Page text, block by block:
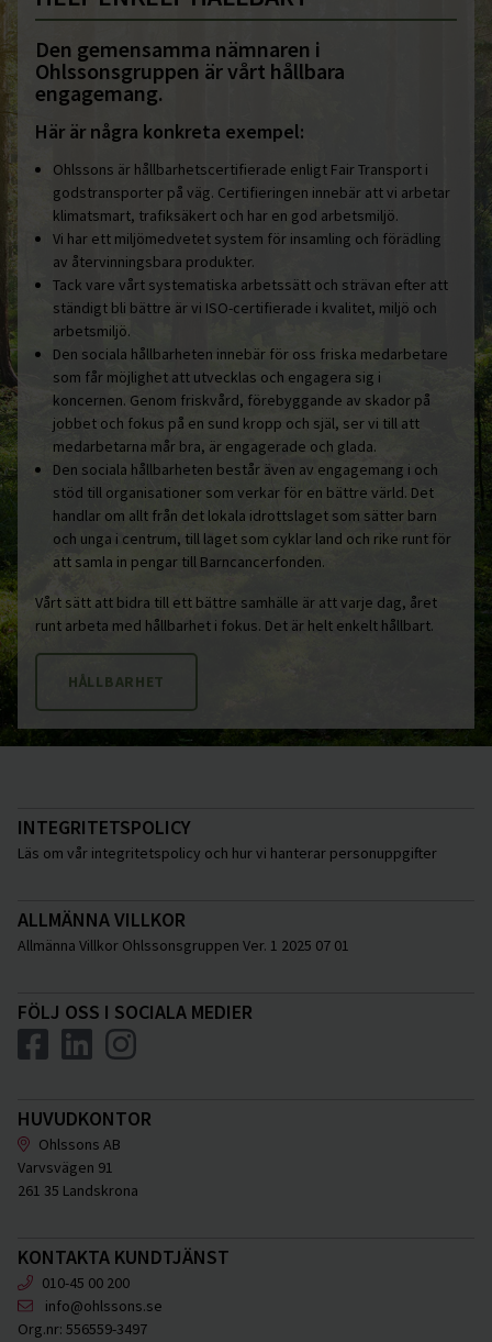
Den gemensamma nämnaren i
Ohlssonsgruppen är vårt hållbara
engagemang.
Här är några konkreta exempel:
Ohlssons är hållbarhetscertifierade enligt Fair Transport i
godstransporter på väg. Certifieringen innebär att vi arbetar
klimatsmart, trafiksäkert och har en god arbetsmiljö.
Vi har ett miljömedvetet system för insamling och förädling
av återvinningsbara produkter.
Tack vare vårt systematiska arbetssätt och strävan efter att
ständigt bli bättre är vi ISO-certifierade i kvalitet, miljö och
arbetsmiljö.
Den sociala hållbarheten innebär för oss friska medarbetare
som får möjlighet att utvecklas och engagera sig i
koncernen. Genom friskvård, förebyggande av skador på
jobbet och fokus på en sund kropp och själ, ser vi till att
medarbetarna mår bra, är engagerade och glada.
Den sociala hållbarheten består även av engagemang i och
stöd till organisationer som verkar för en bättre värld. Det
handlar om allt från det lokala idrottslaget som sätter barn
och unga i centrum, till laget som cyklar land och rike runt för
att samla in pengar till Barncancerfonden.
Vårt sätt att bidra till ett bättre samhälle är att varje dag, året
runt arbeta med hållbarhet i fokus. Det är helt enkelt hållbart.
HÅLLBARHET
INTEGRITETSPOLICY
Läs om vår integritetspolicy och hur vi hanterar personuppgifter
ALLMÄNNA VILLKOR
Allmänna Villkor Ohlssonsgruppen Ver. 1 2025 07 01
FÖLJ OSS I SOCIALA MEDIER
HUVUDKONTOR
Ohlssons AB
Varvsvägen 91
261 35 Landskrona
KONTAKTA KUNDTJÄNST
010-45 00 200
info@ohlssons.se
Org.nr: 556559-3497